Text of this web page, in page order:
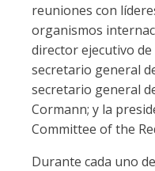
reuniones con
organismos
director ejecutivo de
secretario general
secretario general
Cormann; y la
Committee of the
Durante cada uno